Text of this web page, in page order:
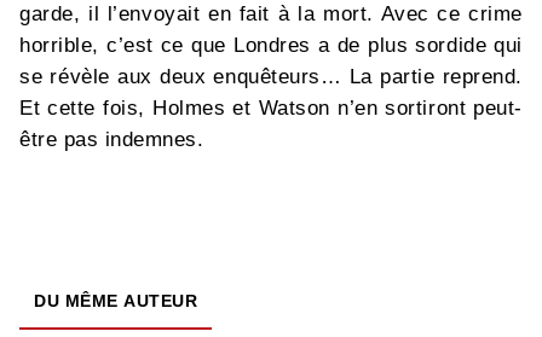
garde, il l’envoyait en fait à la mort. Avec ce crime
horrible, c’est ce que Londres a de plus sordide qui
se révèle aux deux enquêteurs… La partie reprend.
Et cette fois, Holmes et Watson n’en sortiront peut-
être pas indemnes.
DU MÊME AUTEUR